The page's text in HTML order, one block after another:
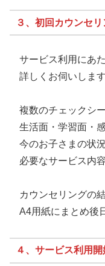
３、初回カウンセ
サービス利用にあ
詳しくお伺いします
複数のチェックシー
生活面・学習面・
今のお子さまの状況
必要なサービス内容
カウンセリングの結
A4用紙にまとめ後
４、サービス利用開